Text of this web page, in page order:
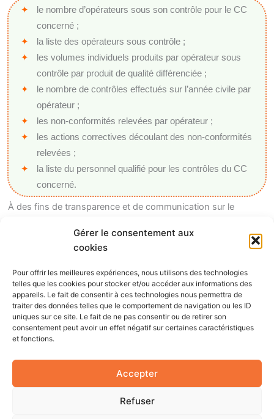
Gérer le consentement aux
cookies
Pour offrir les meilleures expériences, nous utilisons des technologies
telles que les cookies pour stocker et/ou accéder aux informations des
appareils. Le fait de consentir à ces technologies nous permettra de
traiter des données telles que le comportement de navigation ou les ID
uniques sur ce site. Le fait de ne pas consentir ou de retirer son
consentement peut avoir un effet négatif sur certaines caractéristiques
et fonctions.
Accepter
Refuser
le nombre d’opérateurs sous son contrôle pour le CC
concerné ;
la liste des opérateurs sous contrôle ;
les volumes individuels produits par opérateur sous
contrôle par produit de qualité différenciée ;
le nombre de contrôles effectués sur l’année civile par
opérateur ;
les non-conformités relevées par opérateur ;
les actions correctives découlant des non-conformités
relevées ;
la liste du personnel qualifié pour les contrôles du CC
concerné.
À des fins de transparence et de communication sur le
par cahier des charges, la liste des noms et localités des
opérateurs sous son contrôle.
Enfin, l’OCI agréé donne libre accès à toute personne de
l’Administration à ses locaux et aux documents et fournit toute
information demandée.
WordPress Astra